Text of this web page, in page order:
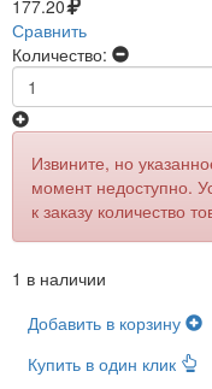
177.20
Сравнить
Количество:
Извините, но
момент недоступно.
к заказу количество
1 в наличии
Добавить в корзину
Купить в один клик